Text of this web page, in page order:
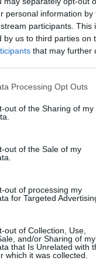
personal information
participants.
by us to third parties on
that may further
Processing Opt Outs
out of the Sharing of my
out of the Sale of my
out of processing my
for Targeted
out of Collection, Use,
and/or Sharing of my
that Is Unrelated with
which it was collected.
Εκδήλωσης
δείτε το αναλυτικό
Theater, Μωραϊτίνη
TΑΕ KBO NTO
Theater
από 10€